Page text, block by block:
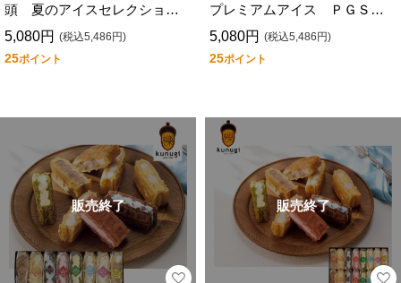
頭 夏のアイスセレクショ
ン ＨＭー０８７
5,080円 (税込5,486円)
25ポイント
プレミアムアイス ＰＧＳ－
０３６Ｎ
5,080円 (税込5,486円)
25ポイント
販売終了 販売終了